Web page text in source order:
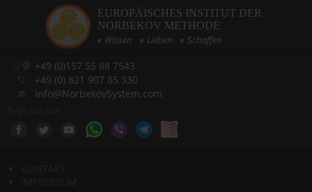
EUROPÄISCHES INSTITUT DER
NORBEKOV METHODE
Wissen Lieben Schaffen
+49 (0)157 55 88 7543
+49 (0) 821 907 85 330
info@NorbekovSystem.com